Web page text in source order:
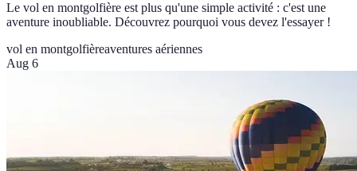
Le vol en montgolfière est plus qu'une simple activité : c'est une
aventure inoubliable. Découvrez pourquoi vous devez l'essayer !
vol en montgolfièreaventures aériennes
Aug 6